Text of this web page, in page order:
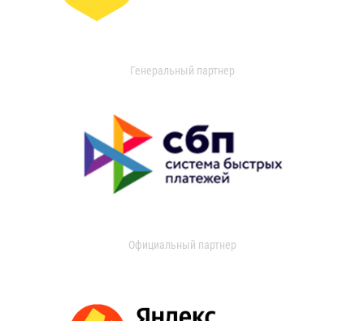
Генеральный партнер
Официальный партнер